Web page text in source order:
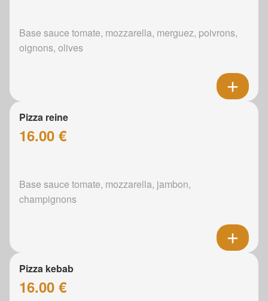
Base sauce tomate, mozzarella, merguez, poivrons,
oignons, olives
Pizza reine
16.00 €
Base sauce tomate, mozzarella, jambon,
champignons
Pizza kebab
16.00 €